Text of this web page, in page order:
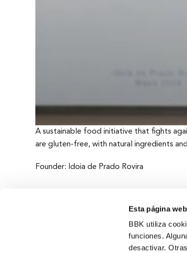
Esta página
BBK utiliza
funciones.
desactivar.
A sustainable food initiative that fights
are gluten-free, with natural ingredients
Founder: Idoia de Prado Rovira